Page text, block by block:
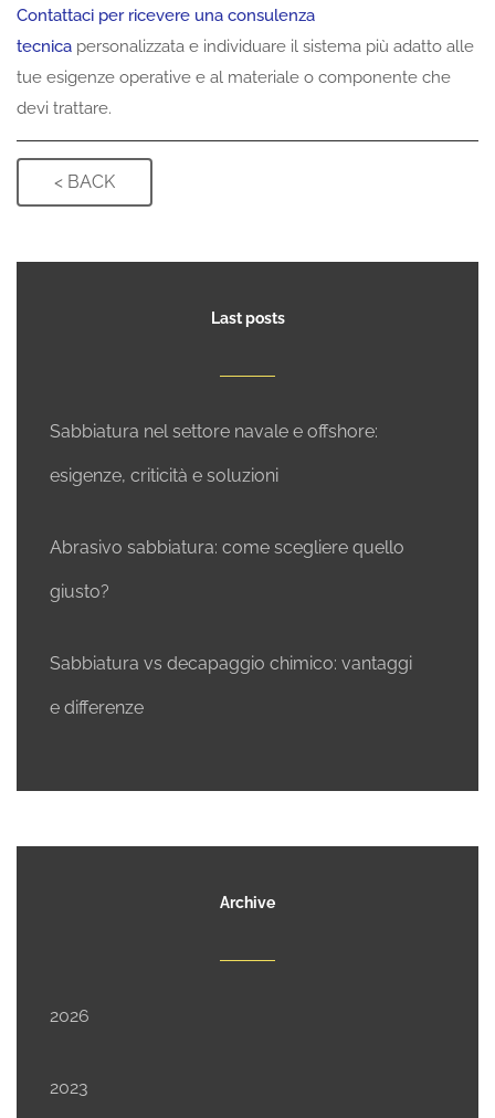
Contattaci per ricevere una consulenza
tecnica personalizzata e individuare il sistema più adatto alle
tue esigenze operative e al materiale o componente che
devi trattare.
Last posts
Sabbiatura nel settore navale e offshore:
esigenze, criticità e soluzioni
Abrasivo sabbiatura: come scegliere quello
giusto?
Sabbiatura vs decapaggio chimico: vantaggi
e differenze
Archive
2026
2023